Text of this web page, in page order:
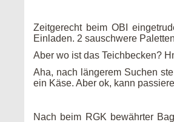
Zeitgerecht beim OBI
Einladen. 2 sauschwere
Aber wo ist das Teichbecken?
Aha, nach längerem Suchen
ein Käse. Aber ok, kann
Nach beim RGK bewährter